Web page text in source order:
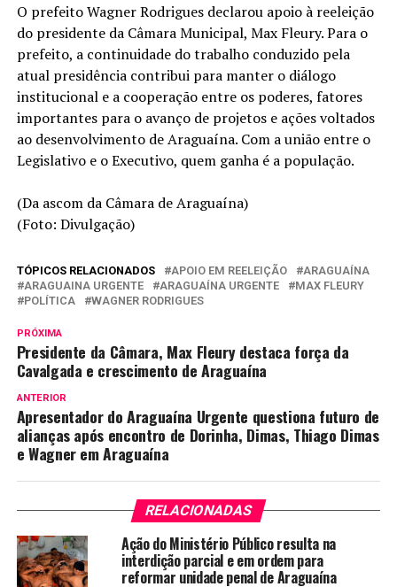
O prefeito Wagner Rodrigues declarou apoio à reeleição
do presidente da Câmara Municipal, Max Fleury. Para o
prefeito, a continuidade do trabalho conduzido pela
atual presidência contribui para manter o diálogo
institucional e a cooperação entre os poderes, fatores
importantes para o avanço de projetos e ações voltados
ao desenvolvimento de Araguaína. Com a união entre o
Legislativo e o Executivo, quem ganha é a população.
(Da ascom da Câmara de Araguaína)
(Foto: Divulgação)
TÓPICOS RELACIONADOS APOIO EM REELEIÇÃO
ARAGUAÍNA
ARAGUAINA URGENTE
ARAGUAÍNA URGENTE
MAX FLEURY
POLÍTICA
WAGNER RODRIGUES
PRÓXIMA
Presidente da Câmara, Max Fleury destaca força da
Cavalgada e crescimento de Araguaína
ANTERIOR
Apresentador do Araguaína Urgente questiona futuro de
alianças após encontro de Dorinha, Dimas, Thiago Dimas
e Wagner em Araguaína
RELACIONADAS
Ação do Ministério Público resulta na
interdição parcial e em ordem para
reformar unidade penal de Araguaína